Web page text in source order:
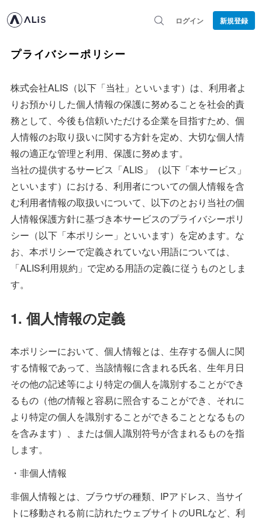
ログイン 新規登録
プライバシーポリシー
株式会社ALIS（以下「当社」といいます）は、利用者よ
りお預かりした個人情報の保護に努めることを社会的責
務として、今後も信頼いただける企業を目指すため、個
人情報のお取り扱いに関する方針を定め、大切な個人情
報の適正な管理と利用、保護に努めます。
当社の提供するサービス「ALIS」（以下「本サービス」
といいます）における、利用者についての個人情報を含
む利用者情報の取扱いについて、以下のとおり当社の個
人情報保護方針に基づき本サービスのプライバシーポリ
シー（以下「本ポリシー」といいます）を定めます。な
お、本ポリシーで定義されていない用語については、
「ALIS利用規約」で定める用語の定義に従うものとしま
す。
1. 個人情報の定義
本ポリシーにおいて、個人情報とは、生存する個人に関
する情報であって、当該情報に含まれる氏名、生年月日
その他の記述等により特定の個人を識別することができ
るもの（他の情報と容易に照合することができ、それに
より特定の個人を識別することができることとなるもの
を含みます）、または個人識別符号が含まれるものを指
します。
・非個人情報
非個人情報とは、ブラウザの種類、IPアドレス、当サイ
トに移動される前に訪れたウェブサイトのURLなど、利